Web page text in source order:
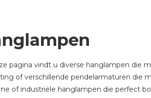
pagina vindt u diverse hanglampen die
of verschillende pendelarmaturen die
of industriële hanglampen die perfect